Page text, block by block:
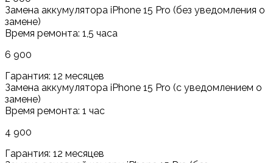
Замена аккумулятора iPhone 15 Pro (без уведомления о
замене)
Время ремонта: 1,5 часа
6 900
Гарантия: 12 месяцев
Замена аккумулятора iPhone 15 Pro (с уведомлением о
замене)
Время ремонта: 1 час
4 900
Гарантия: 12 месяцев